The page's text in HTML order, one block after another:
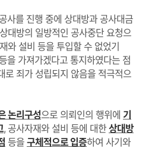
사를 진행 중에 상대방과 공사대금
대방의 일방적인 공사중단 요청으
와 설비 등을 투입할 수 없었기
을 가져가겠다고 통지하였다는 점
로 죄가 성립되지 않음을 적극적으
논리구성으로 의뢰인의 행위에 기
, 공사자재와 설비 등에 대한 상대방
등을 구체적으로 입증하여 사기와